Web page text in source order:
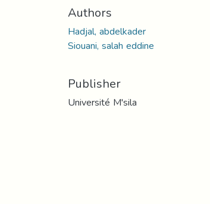
Authors
Hadjal, abdelkader
Siouani, salah eddine
Publisher
Université M'sila